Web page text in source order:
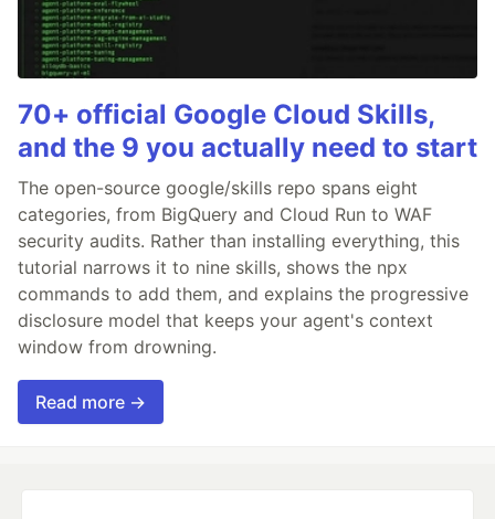
70+ official Google Cloud Skills,
and the 9 you actually need to start
The open-source google/skills repo spans eight
categories, from BigQuery and Cloud Run to WAF
security audits. Rather than installing everything, this
tutorial narrows it to nine skills, shows the npx
commands to add them, and explains the progressive
disclosure model that keeps your agent's context
window from drowning.
Read more →